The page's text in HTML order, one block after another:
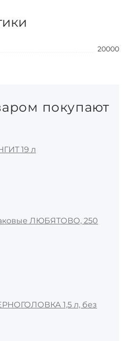
20000
покупают
19 л
ЛЮБЯТОВО, 250
1,5 л, без